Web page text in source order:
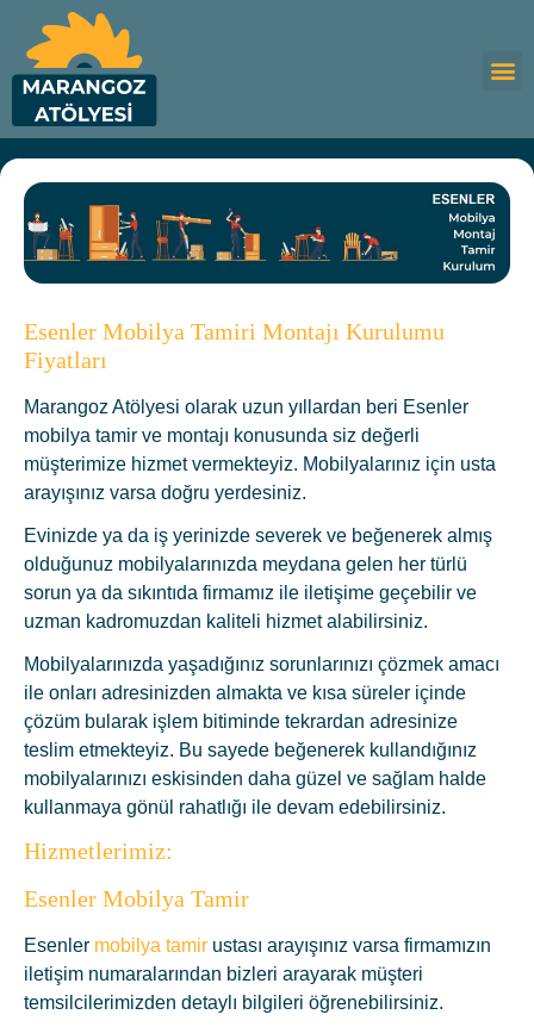
Esenler Mobilya Tamiri Montajı Kurulumu
Fiyatları
Marangoz Atölyesi olarak uzun yıllardan beri Esenler
mobilya tamir ve montajı konusunda siz değerli
müşterimize hizmet vermekteyiz. Mobilyalarınız için usta
arayışınız varsa doğru yerdesiniz.
Evinizde ya da iş yerinizde severek ve beğenerek almış
olduğunuz mobilyalarınızda meydana gelen her türlü
sorun ya da sıkıntıda firmamız ile iletişime geçebilir ve
uzman kadromuzdan kaliteli hizmet alabilirsiniz.
Mobilyalarınızda yaşadığınız sorunlarınızı çözmek amacı
ile onları adresinizden almakta ve kısa süreler içinde
çözüm bularak işlem bitiminde tekrardan adresinize
teslim etmekteyiz. Bu sayede beğenerek kullandığınız
mobilyalarınızı eskisinden daha güzel ve sağlam halde
kullanmaya gönül rahatlığı ile devam edebilirsiniz.
Hizmetlerimiz:
Esenler Mobilya Tamir
Esenler mobilya tamir ustası arayışınız varsa firmamızın
iletişim numaralarından bizleri arayarak müşteri
temsilcilerimizden detaylı bilgileri öğrenebilirsiniz.